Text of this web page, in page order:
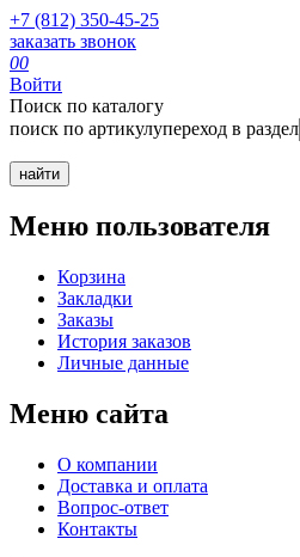
+7 (812) 350-45-25
заказать звонок
00
Войти
Поиск по каталогу
поиск по артикулупереход в раздел
Меню пользователя
Корзина
Закладки
Заказы
История заказов
Личные данные
Меню сайта
О компании
Доставка и оплата
Вопрос-ответ
Контакты